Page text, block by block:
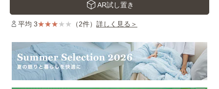
AR試し置き
平均 3 （2件） 詳しく見る＞